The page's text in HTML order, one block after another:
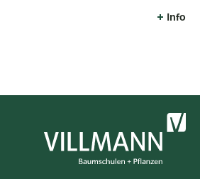
Info